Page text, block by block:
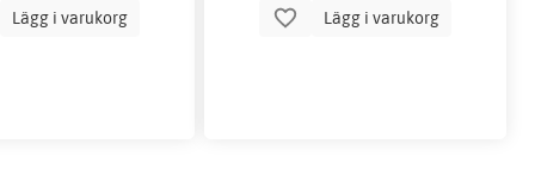
Lägg i varukorg Lägg i varukorg